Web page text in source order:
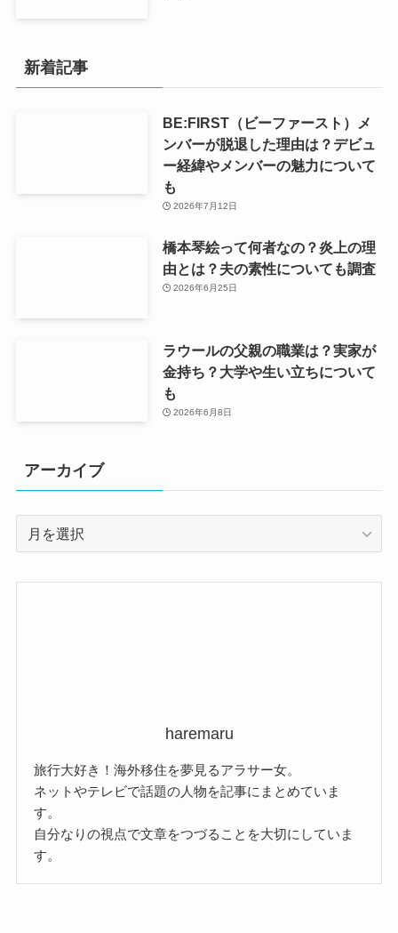
新着記事
BE:FIRST（ビーファースト）メ
ンバーが脱退した理由は？デビュ
ー経緯やメンバーの魅力について
も
2026年7月12日
橋本琴絵って何者なの？炎上の理
由とは？夫の素性についても調査
2026年6月25日
ラウールの父親の職業は？実家が
金持ち？大学や生い立ちについて
も
2026年6月8日
アーカイブ
haremaru
旅行大好き！海外移住を夢見るアラサー女。
ネットやテレビで話題の人物を記事にまとめていま
す。
自分なりの視点で文章をつづることを大切にしていま
す。